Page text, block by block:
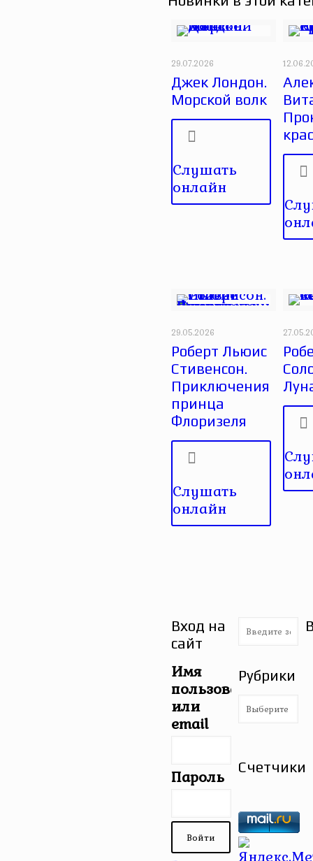
29.07.2026
Джек Лондон.
Морской волк
Слушать
онлайн
29.05.2026
Роберт Льюис
Стивенсон.
Приключения
принца
Флоризеля
Слушать
онлайн
Вход на
сайт
Имя
пользователя
или
email
Пароль
Рубрики
Рубрики
Счетчики